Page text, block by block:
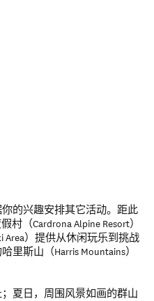
的兴趣安排其它活动。距此
（Cardrona Alpine Resort）
Area）提供从休闲玩乐到挑战
里斯山（Harris Mountains）
夏日，周围风景如画的群山